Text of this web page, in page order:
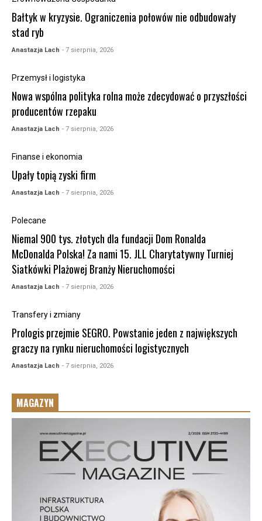
Bałtyk w kryzysie. Ograniczenia połowów nie odbudowały
stad ryb
Anastazja Lach - 7 sierpnia, 2026
Przemysł i logistyka
Nowa wspólna polityka rolna może zdecydować o przyszłości
producentów rzepaku
Anastazja Lach - 7 sierpnia, 2026
Finanse i ekonomia
Upały topią zyski firm
Anastazja Lach - 7 sierpnia, 2026
Polecane
Niemal 900 tys. złotych dla fundacji Dom Ronalda
McDonalda Polska! Za nami 15. JLL Charytatywny Turniej
Siatkówki Plażowej Branży Nieruchomości
Anastazja Lach - 7 sierpnia, 2026
Transfery i zmiany
Prologis przejmie SEGRO. Powstanie jeden z największych
graczy na rynku nieruchomości logistycznych
Anastazja Lach - 7 sierpnia, 2026
MAGAZYN